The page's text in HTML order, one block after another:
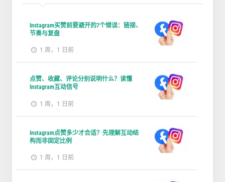
Instagram买赞前要避开的7个错误：链接、
节奏与复盘
1 周，1 日前
点赞、收藏、评论分别说明什么？读懂
Instagram互动信号
1 周，1 日前
Instagram点赞多少才合适？先理解互动结
构而非固定比例
1 周，1 日前